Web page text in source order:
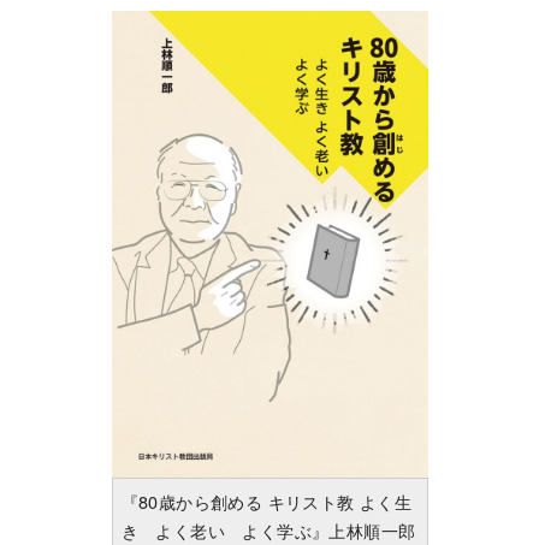
『80歳から創める キリスト教 よく生
き よく老い よく学ぶ』上林順一郎